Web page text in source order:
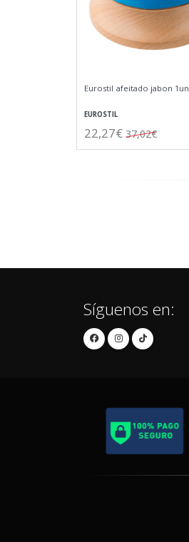
Eurostil afeitado jabon 1un
EUROSTIL
22,27€ 37,02€
Síguenos en: